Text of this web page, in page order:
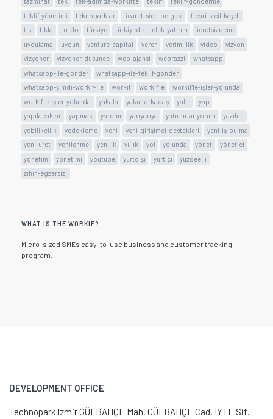
teklif-yönetimi
teknoparklar ticaret-sicil-belgesi
ticari-sicil-kaydi
tık
tıkla to-do türkiye türkiyede-melek-yatırım
ücretsizdene
uygulama
uygun venture-capital veren verimlilik video
vizyon
vizyoner
vizyoner-dusunce web-ajansi webrazzi
whatsapp
whatsapp-ile-gönder
whatsapp-ile-teklif-gönder
whatsapp-şimdi-workif-ile
workif workif'le
workif'le-işler-yolunda
workifle-işler-yolunda
yakala yakın-arkadaş yalın
yap
yapılacaklar
yapmak yardım yarıyarıya yatırım-arıyorum
yazılım
yebilikçilik
yedekleme yeni yeni-girişimci-destekleri
yeni-iş-bulma
yeni-uret
yenilenme yenilik yıllık yol yolunda yönet
yönetici
yönetim
yönetimi youtube yurtdışı yurtiçi
yüzdeelli
zihin-egzersizi
WHAT IS THE WORKIF?
Micro-sized SMEs easy-to-use business and customer tracking
program.
DEVELOPMENT OFFICE
Technopark Izmir GÜLBAHÇE Mah. GÜLBAHÇE Cad. IYTE Sit.